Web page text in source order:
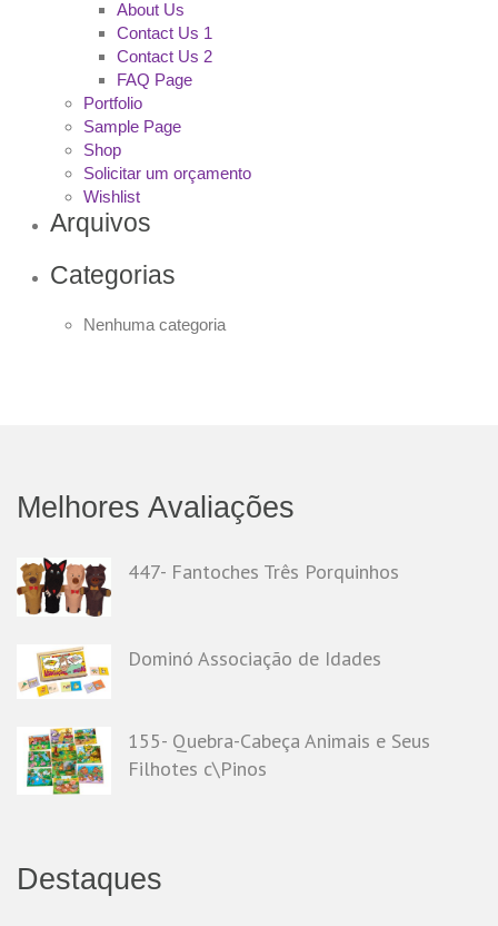
About Us
Contact Us 1
Contact Us 2
FAQ Page
Portfolio
Sample Page
Shop
Solicitar um orçamento
Wishlist
Arquivos
Categorias
Nenhuma categoria
Melhores Avaliações
447- Fantoches Três Porquinhos
Dominó Associação de Idades
155- Quebra-Cabeça Animais e Seus
Filhotes c\Pinos
Destaques